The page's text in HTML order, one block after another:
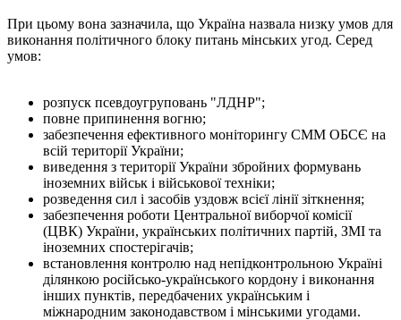
При цьому вона зазначила, що Україна назвала низку умов для
виконання політичного блоку питань мінських угод. Серед
умов:
розпуск псевдоугруповань "ЛДНР";
повне припинення вогню;
забезпечення ефективного моніторингу СММ ОБСЄ на
всій території України;
виведення з території України збройних формувань
іноземних військ і військової техніки;
розведення сил і засобів уздовж всієї лінії зіткнення;
забезпечення роботи Центральної виборчої комісії
(ЦВК) України, українських політичних партій, ЗМІ та
іноземних спостерігачів;
встановлення контролю над непідконтрольною Україні
ділянкою російсько-українського кордону і виконання
інших пунктів, передбачених українським і
міжнародним законодавством і мінськими угодами.